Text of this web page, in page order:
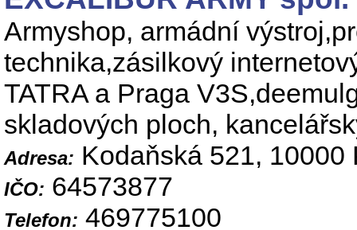
Armyshop, armádní
technika,zásilkový
TATRA a Praga
skladových ploch,
Adresa: Kodaňská 521, 10000
IČO: 64573877
Telefon: 469775100